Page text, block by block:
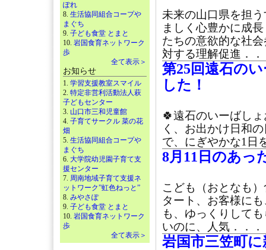
ぽれ
8. 生活協同組合コープや
まぐち
9. 子ども食堂 とまと
10. 岩国食育ネットワーク
歩
全て表示＞
お知らせ
1. 学習支援教室スマイル
2. 特定非営利活動法人萩
子どもセンター
3. 山口市三和児童館
4. 子育てサークル 菜の花
畑
5. 生活協同組合コープや
まぐち
6. 大学院幼児園子育て支
援センター
7. 周南地域子育て支援ネ
ットワーク”虹色ねっと”
8. みやさぽ
9. 子ども食堂 とまと
10. 岩国食育ネットワーク
歩
全て表示＞
未来の山口県を担
ましく心豊かに成
たちの意欲的な社
対する理解促進．．
第25回遠石の
した！
🍀遠石のいーばし
く、お出かけ日和
で、にぎやかな1日
8月11日のあっ
こども（おとなも
タート、お客様に
も、ゆっくりして
いのに、人気．．．
岩国市三笠町